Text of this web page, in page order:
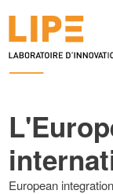
European integration